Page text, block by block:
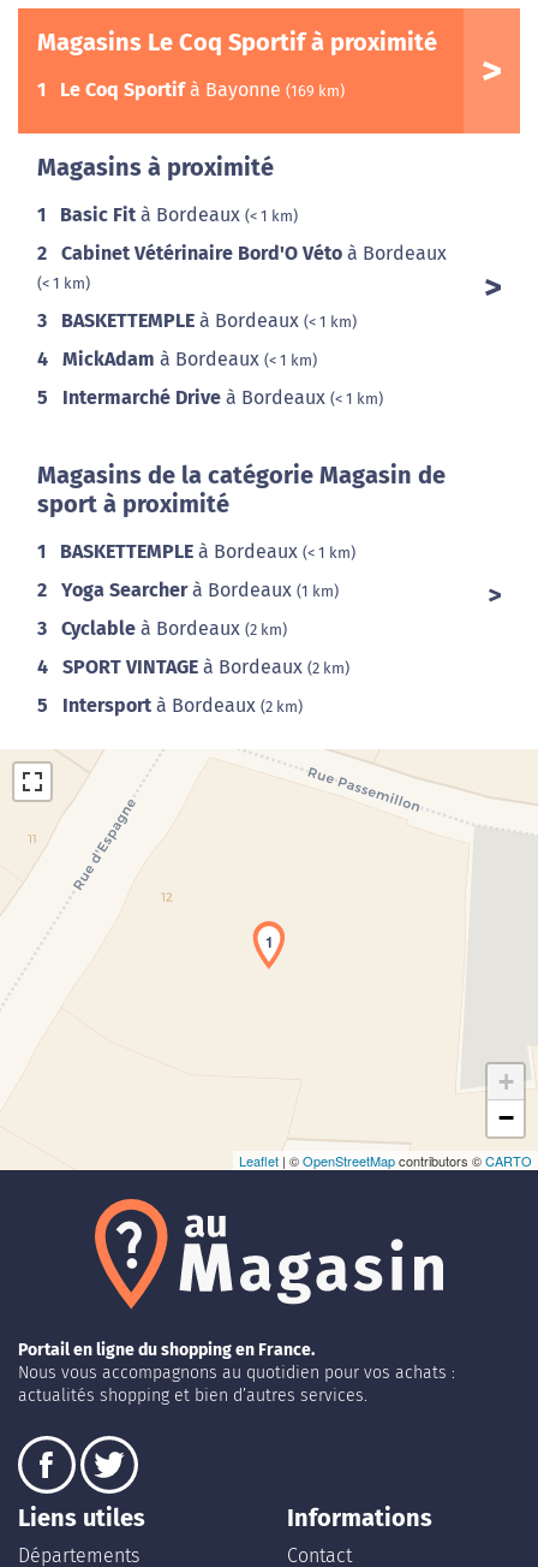
Magasins Le Coq Sportif à proximité
1 Le Coq Sportifà Bayonne (169 km)
Magasins à proximité
1 Basic Fit à Bordeaux (< 1 km)
2 Cabinet Vétérinaire Bord'O Véto à Bordeaux
(< 1 km)
3 BASKETTEMPLE à Bordeaux (< 1 km)
4 MickAdam à Bordeaux (< 1 km)
5 Intermarché Drive à Bordeaux (< 1 km)
Magasins de la catégorie Magasin de
sport à proximité
1 BASKETTEMPLE à Bordeaux (< 1 km)
2 Yoga Searcherà Bordeaux (1 km)
3 Cyclable à Bordeaux (2 km)
4 SPORT VINTAGE à Bordeaux (2 km)
5 Intersport à Bordeaux (2 km)
Chargement de la carte en cours...
1
+
−
Leaflet | ©OpenStreetMapcontributors ©CARTO
Portail en ligne du shopping en France.
Nous vous accompagnons au quotidien pour vos achats :
actualités shopping et bien d’autres services.
Liens utiles
Départements
Informations
Contact